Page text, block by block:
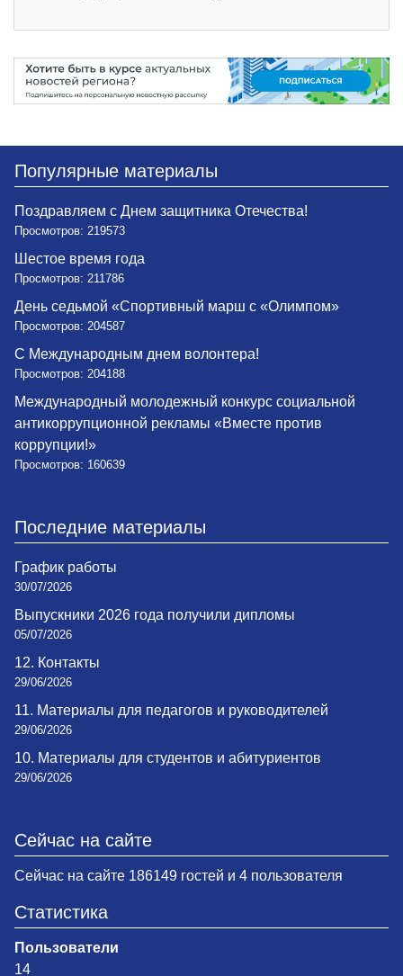
Популярные материалы
Поздравляем с Днем защитника Отечества!
Просмотров: 219573
Шестое время года
Просмотров: 211786
День седьмой «Спортивный марш с «Олимпом»
Просмотров: 204587
С Международным днем волонтера!
Просмотров: 204188
Международный молодежный конкурс социальной
антикоррупционной рекламы «Вместе против
коррупции!»
Просмотров: 160639
Последние материалы
График работы
30/07/2026
Выпускники 2026 года получили дипломы
05/07/2026
12. Контакты
29/06/2026
11. Материалы для педагогов и руководителей
29/06/2026
10. Материалы для студентов и абитуриентов
29/06/2026
Сейчас на сайте
Сейчас на сайте 186149 гостей и 4 пользователя
Статистика
Пользователи
14